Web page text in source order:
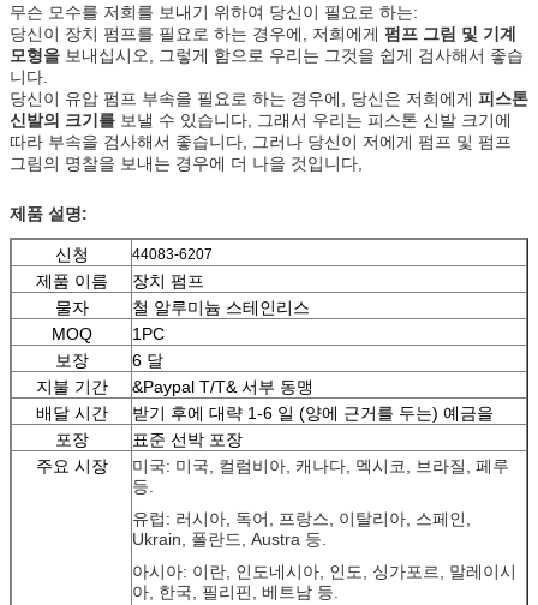
무슨 모수를 저희를 보내기 위하여 당신이 필요로 하는:
당신이 장치 펌프를 필요로 하는 경우에, 저희에게 펌프 그림 및 기계
모형을 보내십시오, 그렇게 함으로 우리는 그것을 쉽게 검사해서 좋습
니다.
당신이 유압 펌프 부속을 필요로 하는 경우에, 당신은 저희에게 피스톤
신발의 크기를 보낼 수 있습니다, 그래서 우리는 피스톤 신발 크기에
따라 부속을 검사해서 좋습니다, 그러나 당신이 저에게 펌프 및 펌프
그림의 명찰을 보내는 경우에 더 나을 것입니다,
제품 설명:
신청 44083-6207
제품 이름
장치 펌프
물자
철 알루미늄 스테인리스
MOQ
1PC
보장
6 달
지불 기간
&Paypal T/T& 서부 동맹
배달 시간
받기 후에 대략 1-6 일 (양에 근거를 두는) 예금을
포장
표준 선박 포장
주요 시장
미국: 미국, 컬럼비아, 캐나다, 멕시코, 브라질, 페루
등.
유럽: 러시아, 독어, 프랑스, 이탈리아, 스페인,
Ukrain, 폴란드, Austra 등.
아시아: 이란, 인도네시아, 인도, 싱가포르, 말레이시
아, 한국, 필리핀, 베트남 등.